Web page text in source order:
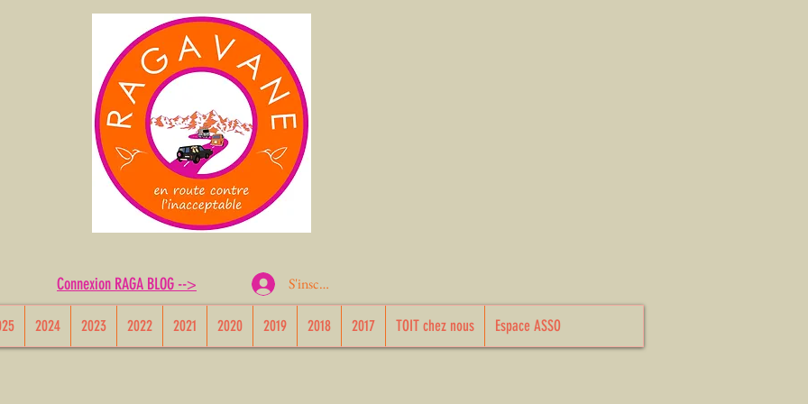
Connexion RAGA BLOG --> S'inscrire ou Se connecter
2024 2023 2022 2021 2020 2019 2018 2017 TOIT chez nous Espace ASSO